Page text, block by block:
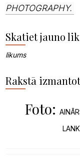
PHOTOGRAPHY.
Skatiet jauno
likums
Rakstā
Foto: